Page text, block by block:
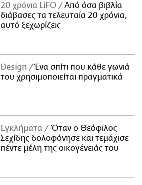
20 χρόνια LiFO
Από όσα βιβλία
διάβασες τα τελευταία 20 χρόνια,
αυτό ξεχωρίζεις
Design
Ένα σπίτι που κάθε γωνιά
του χρησιμοποιείται πραγματικά
Εγκλήματα
Όταν ο Θεόφιλος
Σεχίδης δολοφόνησε και τεμάχισε
πέντε μέλη της οικογένειάς του